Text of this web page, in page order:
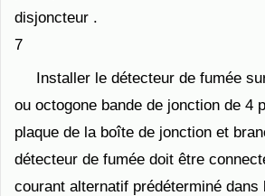
disjoncteur .
7
Installer le détecteur de fumée
ou octogone bande de jonction de 4
plaque de la boîte de jonction et
détecteur de fumée doit être
courant alternatif prédéterminé dans